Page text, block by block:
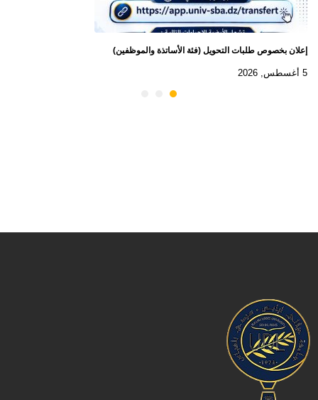
إعلان بخصوص طلبات التحويل (فئة الأساتذة والموظفين)
5 أغسطس, 2026